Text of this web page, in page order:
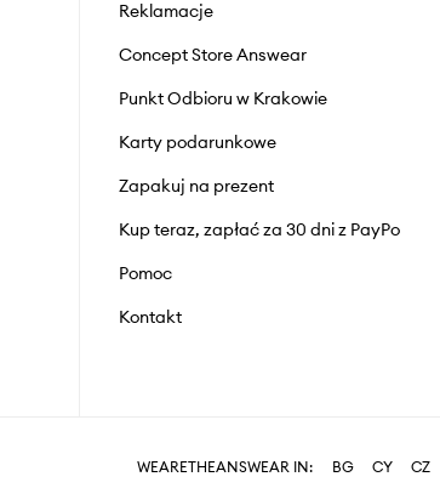
Reklamacje
Concept Store Answear
Punkt Odbioru w Krakowie
Karty podarunkowe
Zapakuj na prezent
Kup teraz, zapłać za 30 dni z PayPo
Pomoc
Kontakt
WEARETHEANSWEAR IN: BG CY CZ